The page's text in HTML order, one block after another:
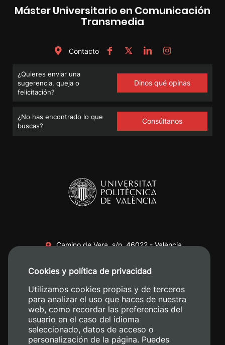
Máster Universitario en Comunicación
Transmedia
Contacto
¿Quieres enviar una
sugerencia, queja o
felicitación?
Dinos qué opinas
¿No has encontrado lo que
buscas?
Consúltanos
Camino de Vera, s/n. 46022 - València
+34 620 04 00 50
Cookies y política de privacidad
Utilizamos cookies propias y de terceros
para analizar el uso que haces de nuestra
web, como recordar las preferencias del
usuario en el caso del idioma
seleccionado, datos de acceso o
personalización de la página. Puedes